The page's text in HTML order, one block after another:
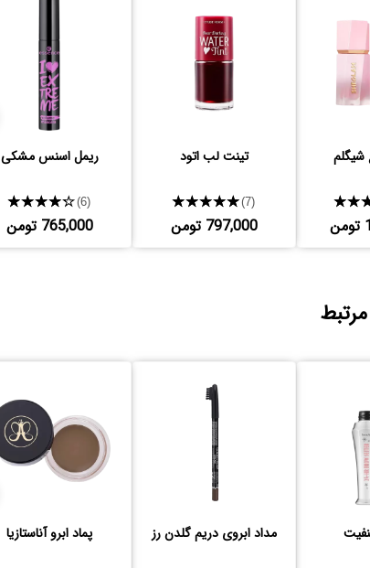
شیگلم تینت لب اتود
★★★★★(7)
797,000 تومن
ریمل اسنس مشکی
★★★★★(6)
765,000 تومن
مداد ابروی دریم گلدن رز پماد ابرو آناستازیا